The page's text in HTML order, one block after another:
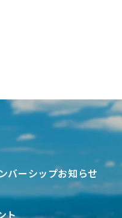
バーシップお知らせ
ト